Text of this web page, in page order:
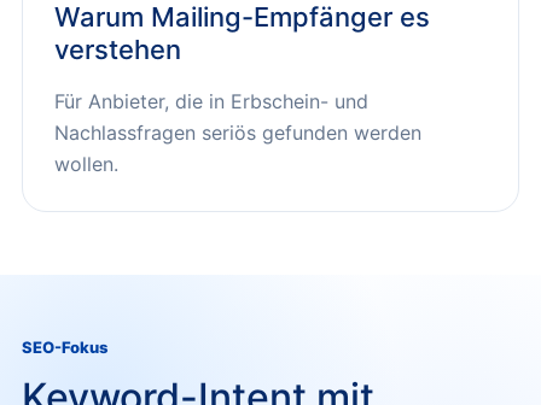
Warum Mailing-Empfänger es
verstehen
Für Anbieter, die in Erbschein- und
Nachlassfragen seriös gefunden werden
wollen.
SEO-Fokus